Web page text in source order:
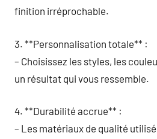
finition irréprochable.
3. **Personnalisation totale** :
– Choisissez les styles, les
un résultat qui vous ressemble.
4. **Durabilité accrue** :
– Les matériaux de qualité